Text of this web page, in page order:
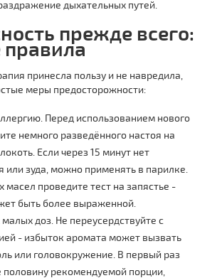
дыхательных путей.
прежде всего:
принесла пользу и не навредила,
меры предосторожности:
Перед использованием нового
немного разведённого настоя на
Если через 15 минут нет
или зуда, можно применять в парилке.
масел проведите тест на запястье -
быть более выраженной.
доз. Не переусердствуйте с
- избыток аромата может вызвать
или головокружение. В первый раз
половину рекомендуемой порции,